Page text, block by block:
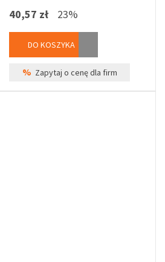
40,57 zł 23%
DO KOSZYKA
% Zapytaj o cenę dla firm